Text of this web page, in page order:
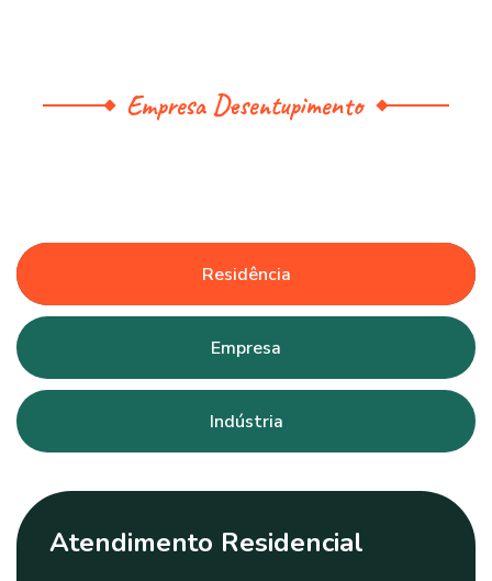
Empresa Desentupimento
Residência
Empresa
Indústria
Atendimento Residencial